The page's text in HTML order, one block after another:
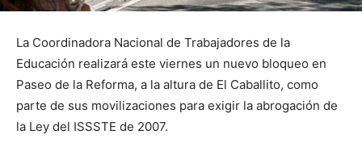
La Coordinadora Nacional de Trabajadores de la
Educación realizará este viernes un nuevo bloqueo en
Paseo de la Reforma, a la altura de El Caballito, como
parte de sus movilizaciones para exigir la abrogación de
la Ley del ISSSTE de 2007.